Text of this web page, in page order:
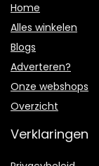
Home
Alles winkelen
Blogs
Adverteren?
Onze webshops
Overzicht
Verklaringen